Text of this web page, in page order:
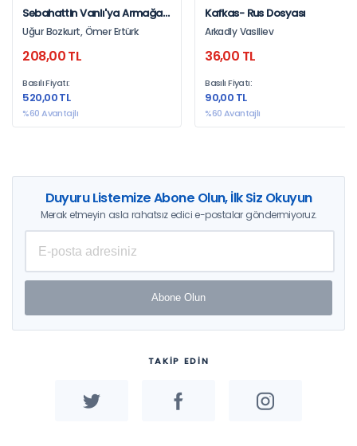
Sebahattin Vanlı'ya Armağan
- Tarih Yazıları Uğur Bozkurt
Uğur Bozkurt, Ömer Ertürk
208,00 TL
Basılı Fiyatı:
520,00 TL
%60 Avantajlı
Kafkas- Rus Dosyası
Arkadly Vasiliev
36,00 TL
Basılı Fiyatı:
90,00 TL
%60 Avantajlı
Duyuru Listemize Abone Olun, İlk Siz Okuyun
Merak etmeyin asla rahatsız edici e-postalar göndermiyoruz.
Abone Olun
TAKİP EDİN